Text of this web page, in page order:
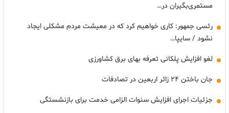
مستمری‌بگیران در…
رئسی جمهور: کاری خواهیم کرد که در معیشت مردم مشکلی ایجاد
نشود / سایپا…
لغو افزایش پلکانی تعرفه بهای برق کشاورزی
جان باختن ۲۴ زائر اربعین در تصادفات
جزئیات اجرای افزایش سنوات الزامی خدمت برای بازنشستگی